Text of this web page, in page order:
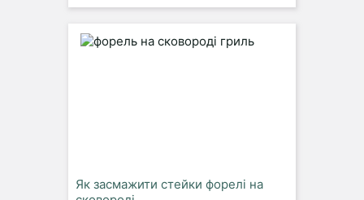
Як засмажити стейки форелі на